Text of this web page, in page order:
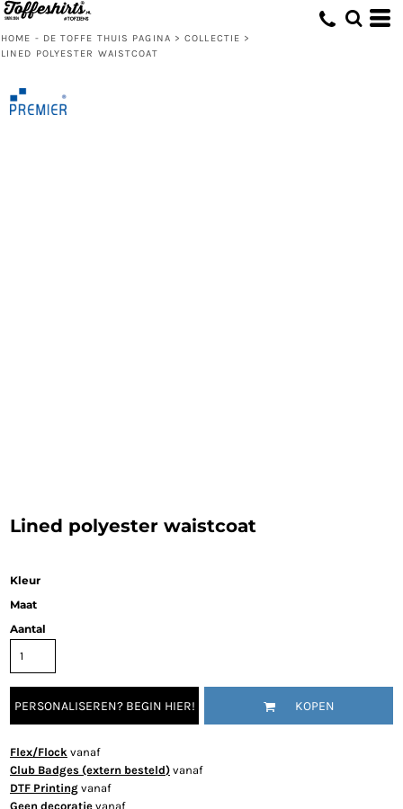
HOME - DE TOFFE THUIS PAGINA > COLLECTIE >
LINED POLYESTER WAISTCOAT
Lined polyester waistcoat
Kleur
Maat
Aantal
PERSONALISEREN? BEGIN HIER! KOPEN
Flex/Flock vanaf
Club Badges (extern besteld) vanaf
DTF Printing vanaf
Geen decoratie vanaf